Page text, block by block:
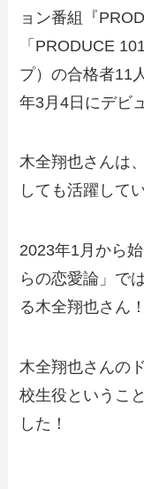
ョン番組『
「PRODUCE
プ）の合格者11
年3月4日にデビ
木全翔也さんは
しても活躍して
2023年1月から
らの恋愛論」で
る木全翔也さん！
木全翔也さんの
校生役というこ
した！